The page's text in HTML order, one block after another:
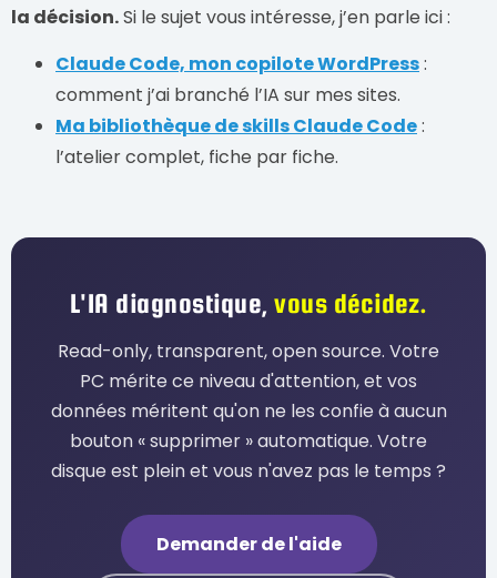
la décision.Si le sujet vous intéresse, j’en parle ici :
Claude Code, mon copilote WordPress:
comment j’ai branché l’IA sur mes sites.
Ma bibliothèque de skills Claude Code:
l’atelier complet, fiche par fiche.
L'IA diagnostique, vous décidez.
Read-only, transparent, open source. Votre
PC mérite ce niveau d'attention, et vos
données méritent qu'on ne les confie à aucun
bouton « supprimer » automatique. Votre
disque est plein et vous n'avez pas le temps ?
Demander de l'aide